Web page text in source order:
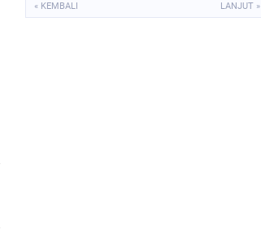
« KEMBALI LANJUT »